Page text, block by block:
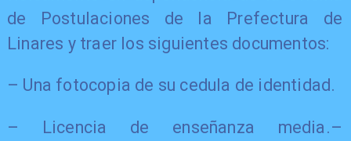
de Postulaciones de la Prefectura de
Linares y traer los siguientes documentos:
​– Una fotocopia de su cedula de identidad.
– Licencia de enseñanza media.–